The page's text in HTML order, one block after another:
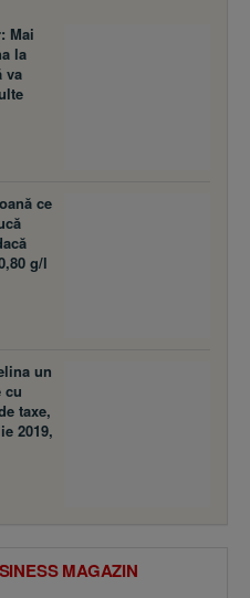
Mai
la
va
ce
g/l
un
cu
taxe,
2019,
MAGAZIN